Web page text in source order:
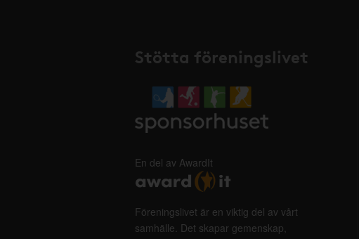
Stötta föreningslivet
En del av AwardIt
Föreningslivet är en viktig del av vårt
samhälle. Det skapar gemenskap,